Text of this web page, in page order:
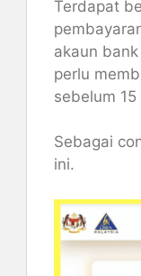
Terdapat
akaun
perlu
sebelum 15
Sebagai
ini.